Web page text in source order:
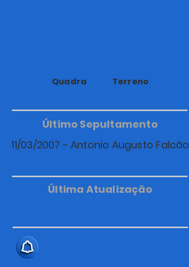
Quadra Terreno
Último Sepultamento
11/03/2007 - Antonio Augusto Falcão
Última Atualização